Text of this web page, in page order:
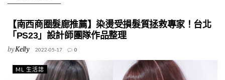
【南西商圈髮廊推薦】染燙受損髮質拯救專家！台北
「PS23」設計師團隊作品整理
byKelly 2022-05-17 0
ML 生活誌